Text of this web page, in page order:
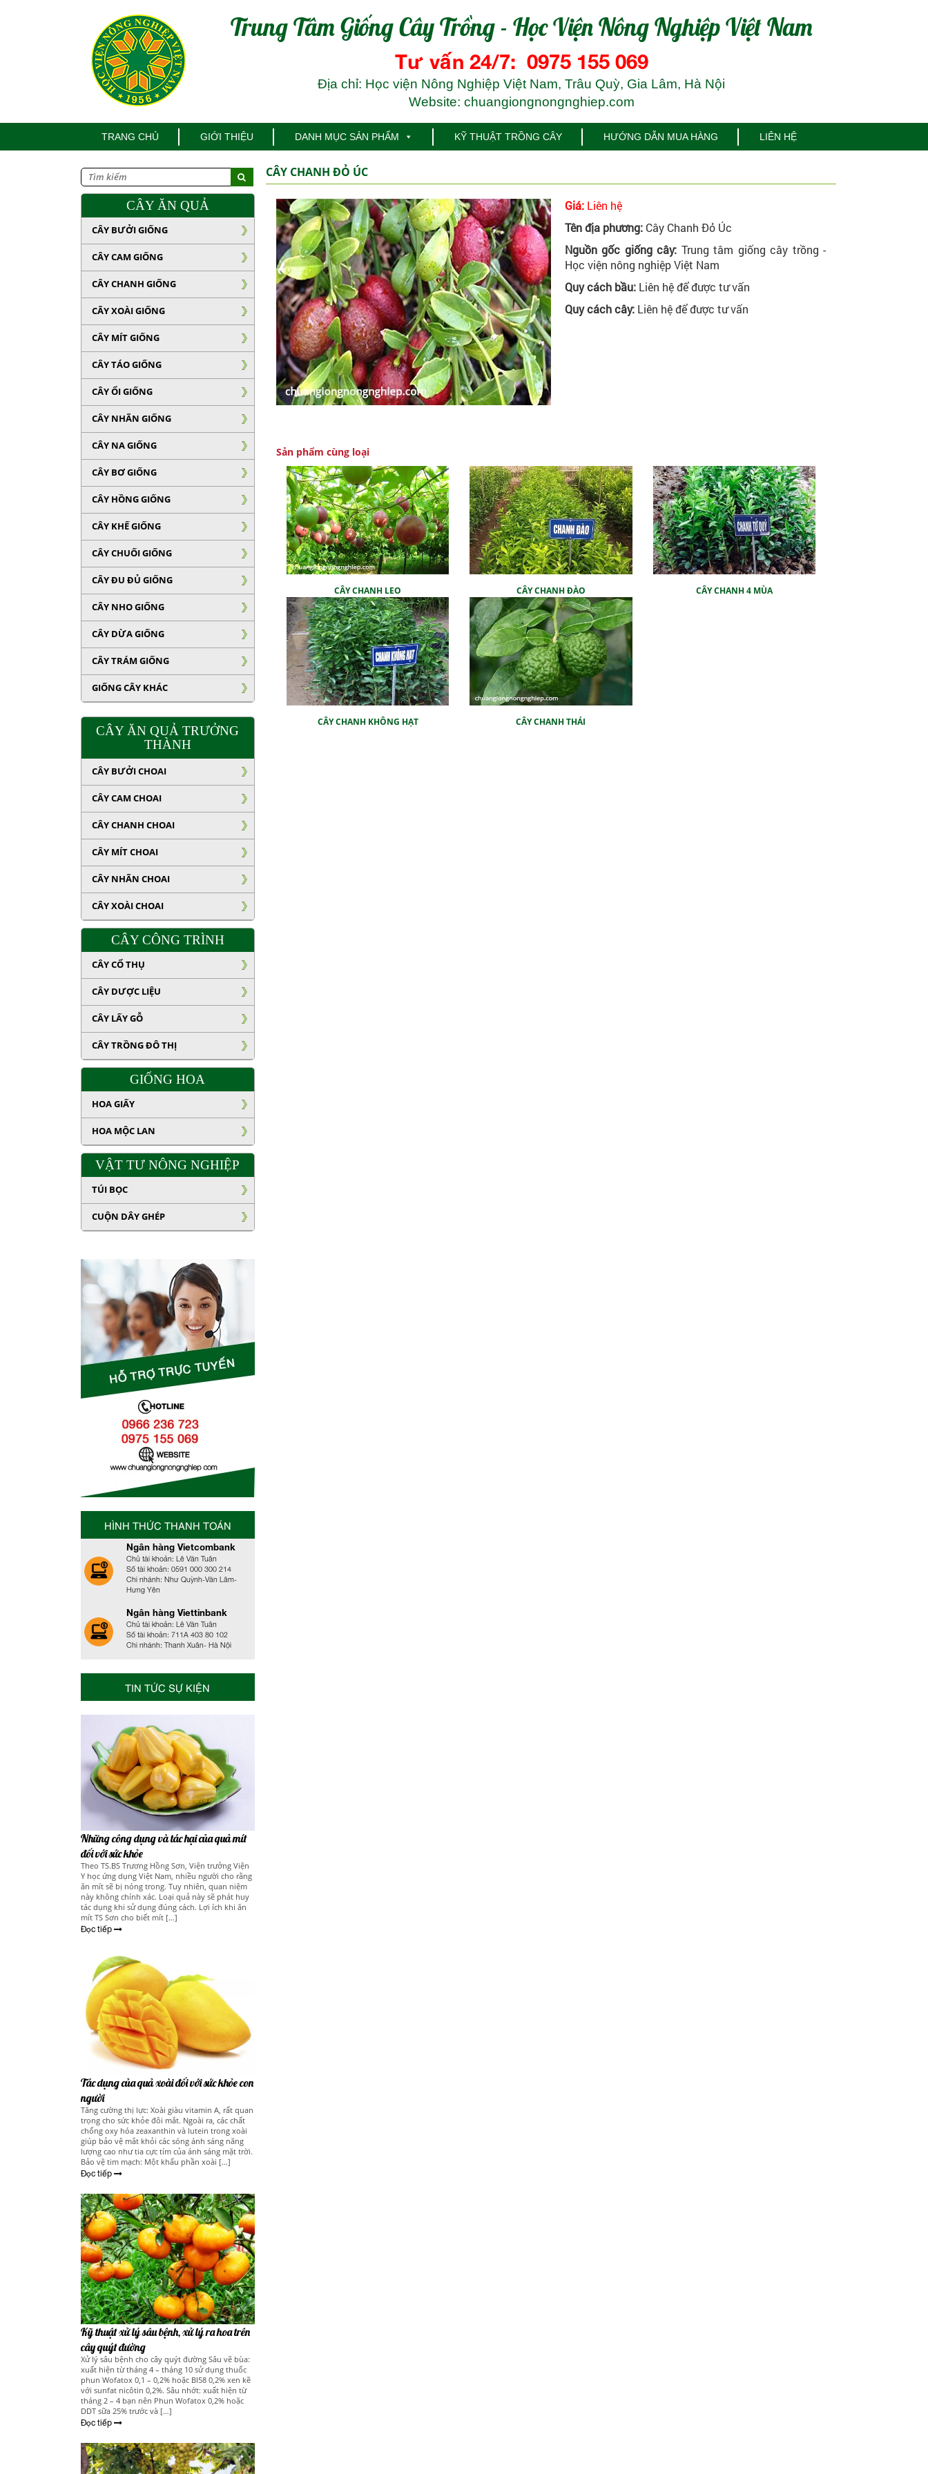
Trung Tâm Giống Cây Trồng - Học Viện Nông Nghiệp Việt Nam
Tư vấn 24/7: 0975 155 069
Địa chỉ: Học viện Nông Nghiệp Việt Nam, Trâu Quỳ, Gia Lâm, Hà Nội
Website: chuangiongnongnghiep.com
TRANG CHỦ GIỚI THIỆU DANH MỤC SẢN PHẨM KỸ THUẬT TRỒNG CÂY HƯỚNG DẪN MUA HÀNG LIÊN HỆ
CÂY ĂN QUẢ
CÂY BƯỞI GIỐNG
CÂY CAM GIỐNG
CÂY CHANH GIỐNG
CÂY XOÀI GIỐNG
CÂY MÍT GIỐNG
CÂY TÁO GIỐNG
CÂY ỔI GIỐNG
CÂY NHÃN GIỐNG
CÂY NA GIỐNG
CÂY BƠ GIỐNG
CÂY HỒNG GIỐNG
CÂY KHẾ GIỐNG
CÂY CHUỐI GIỐNG
CÂY ĐU ĐỦ GIỐNG
CÂY NHO GIỐNG
CÂY DỪA GIỐNG
CÂY TRÁM GIỐNG
GIỐNG CÂY KHÁC
CÂY ĂN QUẢ TRƯỞNG
THÀNH
CÂY BƯỞI CHOAI
CÂY CAM CHOAI
CÂY CHANH CHOAI
CÂY MÍT CHOAI
CÂY NHÃN CHOAI
CÂY XOÀI CHOAI
CÂY CÔNG TRÌNH
CÂY CỔ THỤ
CÂY DƯỢC LIỆU
CÂY LẤY GỖ
CÂY TRỒNG ĐÔ THỊ
GIỐNG HOA
HOA GIẤY
HOA MỘC LAN
VẬT TƯ NÔNG NGHIỆP
TÚI BỌC
CUỘN DÂY GHÉP
HÌNH THỨC THANH TOÁN
Ngân hàng Vietcombank
Chủ tài khoản: Lê Văn Tuân
Số tài khoản: 0591 000 300 214
Chi nhánh: Như Quỳnh-Văn Lâm-
Hưng Yên
Ngân hàng Viettinbank
Chủ tài khoản: Lê Văn Tuân
Số tài khoản: 711A 403 80 102
Chi nhánh: Thanh Xuân- Hà Nội
TIN TỨC SỰ KIỆN
Những công dụng và tác hại của quả mít
đối với sức khỏe
Theo TS.BS Trương Hồng Sơn, Viện trưởng Viện
Y học ứng dụng Việt Nam, nhiều người cho rằng
ăn mít sẽ bị nóng trong. Tuy nhiên, quan niệm
này không chính xác. Loại quả này sẽ phát huy
tác dụng khi sử dụng đúng cách. Lợi ích khi ăn
mít TS Sơn cho biết mít […]
Đọc tiếp
Tác dụng của quả xoài đối với sức khỏe con
người
Tăng cường thị lực: Xoài giàu vitamin A, rất quan
trọng cho sức khỏe đôi mắt. Ngoài ra, các chất
chống oxy hóa zeaxanthin và lutein trong xoài
giúp bảo vệ mắt khỏi các sóng ánh sáng năng
lượng cao như tia cực tím của ánh sáng mặt trời.
Bảo vệ tim mạch: Một khẩu phần xoài […]
Đọc tiếp
Kỹ thuật xử lý sâu bệnh, xử lý ra hoa trên
cây quýt đường
Xử lý sâu bệnh cho cây quýt đường Sâu vẽ bùa:
xuất hiện từ tháng 4 – tháng 10 sử dụng thuốc
phun Wofatox 0,1 – 0,2% hoặc BI58 0,2% xen kẽ
với sunfat nicôtin 0,2%. Sâu nhớt: xuất hiện từ
tháng 2 – 4 bạn nên Phun Wofatox 0,2% hoặc
DDT sữa 25% trước và […]
Đọc tiếp
CÂY CHANH ĐỎ ÚC
Giá: Liên hệ
Tên địa phương: Cây Chanh Đỏ Úc
Nguồn gốc giống cây: Trung tâm giống cây trồng -
Học viện nông nghiệp Việt Nam
Quy cách bầu: Liên hệ để được tư vấn
Quy cách cây:Liên hệ để được tư vấn
Sản phẩm cùng loại
CÂY CHANH LEO CÂY CHANH ĐÀO CÂY CHANH 4 MÙA
CÂY CHANH KHÔNG HẠT CÂY CHANH THÁI